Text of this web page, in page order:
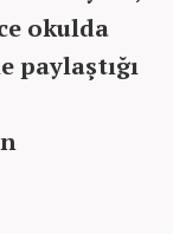
okulda